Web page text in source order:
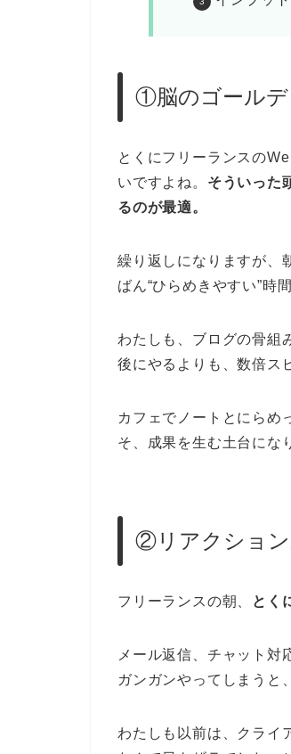
①脳のゴールデ
とくにフリーランスの
いですよね。 そういった
るのが最適。
繰り返しになりますが、
ばん“ひらめきやすい”時
わたしも、ブログの骨組
後にやるよりも、数倍ス
カフェでノートとにらめ
そ、成果を生む土台にな
②リアクション
フリーランスの朝、 とく
メール返信、チャット
ガンガンやってしまうと
わたしも以前は、クライ